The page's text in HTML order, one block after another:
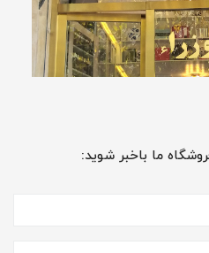
ما باخبر شوید: